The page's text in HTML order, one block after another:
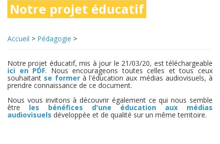
Notre projet éducatif
Accueil > Pédagogie >
Notre projet éducatif, mis à jour le 21/03/20, est téléchargeable
ici en PDF. Nous encourageons toutes celles et tous ceux
souhaitant se formerà l'éducation aux médias audiovisuels, à
prendre connaissance de ce document.
Nous vous invitons à découvrir également ce qui nous semble
être les bénéfices d'une éducation aux médias
audiovisuels développée et de qualité sur un même territoire.